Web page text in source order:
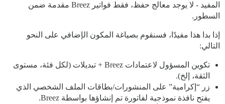
المفيد - لا يوجد معالج حفظ، فقط فواتير Breez مقدمة ضمن
السطور.
إذا بدا هذا مفيدًا، فسنقوم بصياغة المكون الإضافي على النحو
التالي:
تكوين المسؤول لاعتمادات Breez + تبديلات (لكل فئة، مستوى
الثقة، إلخ).
زر “إكرامية” على المنشورات/بطاقات الملف الشخصي الذي
يفتح نافذة نموذجية لفاتورة تم إنشاؤها بواسطة Breez.